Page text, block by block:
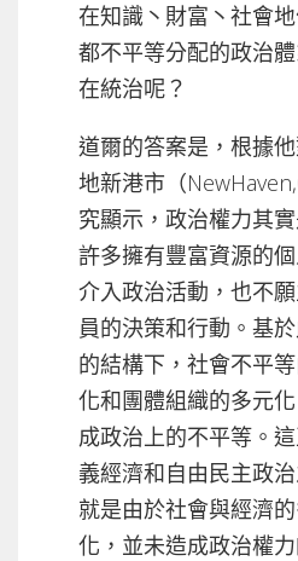
在知識丶財富丶社會
都不平等分配的政治
在統治呢？
道爾的答案是，根據
地新港市（
究顯示，政治權力其
許多擁有豐富資源的
介入政治活動，也不
員的決策和行動。基
的結構下，社會不平
化和團體組織的多元
成政治上的不平等。
義經濟和自由民主政
就是由於社會與經濟
化，並未造成政治權